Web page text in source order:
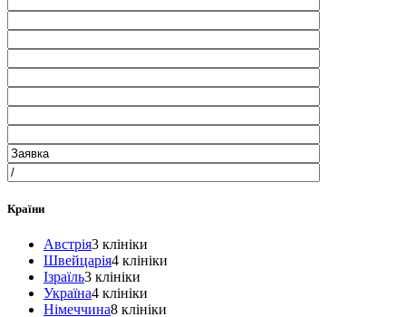
Країни
Австрія3 клініки
Швейцарія4 клініки
Ізраїль3 клініки
Україна4 клініки
Німеччина8 клініки